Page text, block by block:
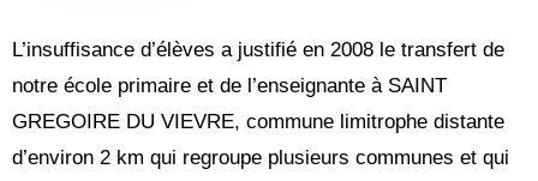
L’insuffisance d’élèves a justifié en 2008 le transfert de
notre école primaire et de l’enseignante à SAINT
GREGOIRE DU VIEVRE, commune limitrophe distante
d’environ 2 km qui regroupe plusieurs communes et qui